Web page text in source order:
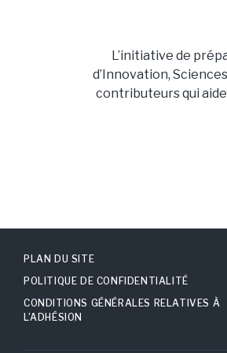
L’initiative de
d’Innovation,
contributeurs qui
PLAN DU SITE
POLITIQUE DE CONFIDENTIALITÉ
CONDITIONS GÉNÉRALES RELATIVES À
L’ADHÉSION